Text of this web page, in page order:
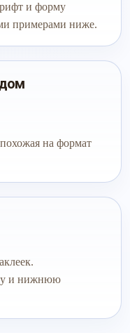
и форму
примерами ниже.
на формат
и нижнюю